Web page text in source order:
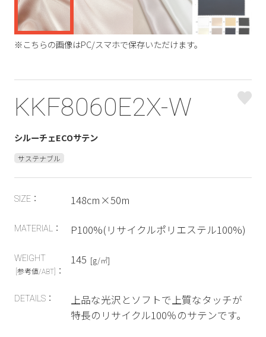
※こちらの画像はPC/スマホで保存いただけます。
KKF8060E2X-W
シルーチェECOサテン
サステナブル
SIZE： 148cm×50m
MATERIAL： P100%(リサイクルポリエステル100%)
WEIGHT
[参考値/ABT] ：
145 [g/㎡]
DETAILS：
上品な光沢とソフトで上質なタッチが
特長のリサイクル100％のサテンです。